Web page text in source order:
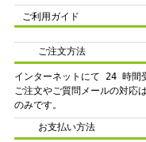
ご利用ガイド
ご注文方法
インターネットにて 24 時間
ご注文やご質問メールの対応
のみです。
お支払い方法